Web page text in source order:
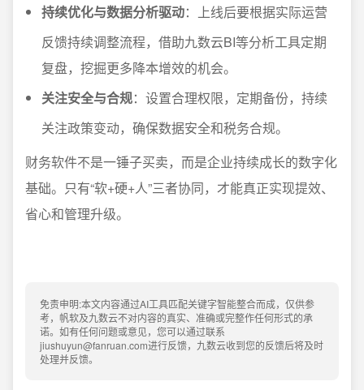
持续优化与数据分析驱动：上线后要根据实际运营
反馈持续调整流程，借助九数云BI等分析工具定期
复盘，挖掘更多降本增效的机会。
关注安全与合规：设置合理权限，定期备份，持续
关注政策变动，确保数据安全和税务合规。
财务软件不是一锤子买卖，而是企业持续成长的数字化
基础。只有“软+硬+人”三者协同，才能真正实现提效、
省心和管理升级。
免责申明:本文内容通过AI工具匹配关键字智能整合而成，仅供参
考，帆软及九数云不对内容的真实、准确或完整作任何形式的承
诺。如有任何问题或意见，您可以通过联系
jiushuyun@fanruan.com进行反馈，九数云收到您的反馈后将及时
处理并反馈。